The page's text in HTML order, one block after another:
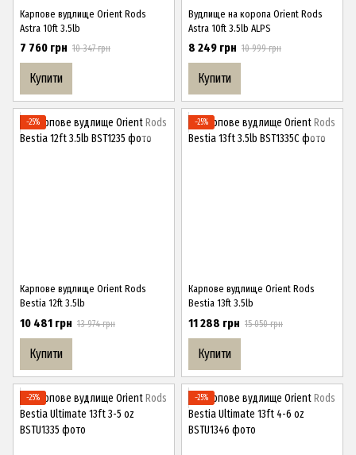
Карпове вудлище Orient Rods
Astra 10ft 3.5lb
7 760 грн 10 347 грн
Купити
Вудлище на коропа Orient Rods
Astra 10ft 3.5lb ALPS
8 249 грн 10 999 грн
Купити
−25%
Карпове вудлище Orient Rods
Bestia 12ft 3.5lb
10 481 грн 13 974 грн
Купити
−25%
Карпове вудлище Orient Rods
Bestia 13ft 3.5lb
11 288 грн 15 050 грн
Купити
−25% −25%